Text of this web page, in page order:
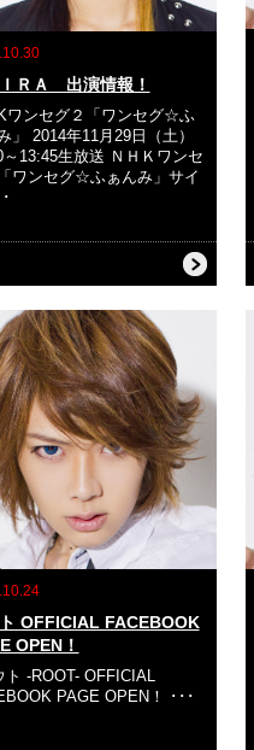
ＲＡ 出演情報！
ワンセグ２「ワンセグ☆ふ
」 2014年11月29日（土）
～13:45生放送 ＮＨＫワンセ
ワンセグ☆ふぁんみ」サイ
OFFICIAL FACEBOOK
OPEN！
ト -ROOT- OFFICIAL
PAGE OPEN！ ･･･